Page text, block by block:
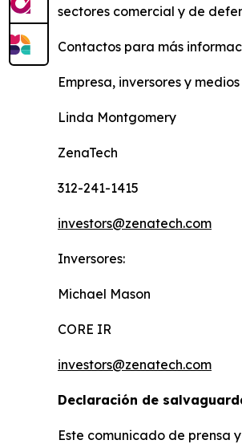
sectores comercial y de
Contactos para más
Empresa, inversores y
Linda Montgomery
ZenaTech
312-241-1415
investors@zenatech.com
Inversores:
Michael Mason
CORE IR
investors@zenatech.com
Declaración de
Este comunicado de prensa